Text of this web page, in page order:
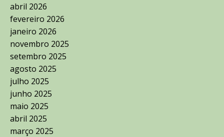
abril 2026
fevereiro 2026
janeiro 2026
novembro 2025
setembro 2025
agosto 2025
julho 2025
junho 2025
maio 2025
abril 2025
março 2025